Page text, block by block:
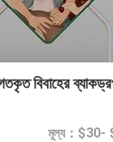
বিবাহের ব্যাকড্রপ
মূল্য：$30-